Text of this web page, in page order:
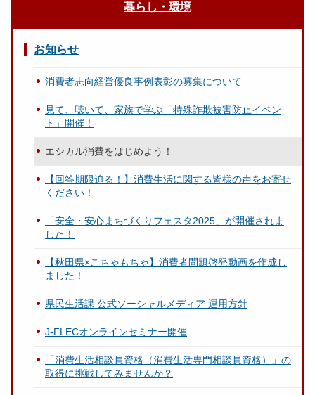
暮らし・環境
お知らせ
消費者志向経営優良事例表彰の募集について
見て、聴いて、家族で学ぶ「特殊詐欺被害防止イベン
ト」開催！
エシカル消費をはじめよう！
【回答期限迫る！】消費生活に関する皆様の声をお寄せ
ください！
「安全・安心まちづくりフェスタ2025」が開催されま
した！
【秋田県×こちゃもちゃ】消費者問題啓発動画を作成し
ました！
県民生活課 公式ソーシャルメディア 運用方針
J-FLECオンラインセミナー開催
「消費生活相談員資格（消費生活専門相談員資格）」の
取得に挑戦してみませんか？